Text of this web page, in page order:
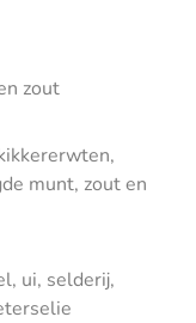
zout
munt, zout en
ui, selderij,